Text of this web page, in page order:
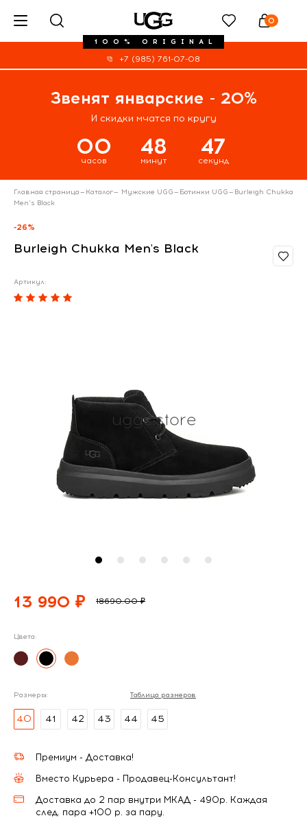
100% ORIGINAL
0
+7 (985) 761-07-08
Звенят январские - 20%
И скидки мчатся по кругу
00
часов
48
минут
46
секунд
Главная страница— Каталог— Мужские UGG— Ботинки UGG— Burleigh Chukka
Men's Black
-26%
Burleigh Chukka Men's Black
Артикул:
13 990 ₽ 18690.00 ₽
Цвета:
Размеры: Таблица размеров
40 41 42 43 44 45
Премиум - Доставка!
Вместо Курьера - Продавец-Консультант!
Доставка до 2 пар внутри МКАД - 490р. Каждая
след. пара +100 р. за пару.